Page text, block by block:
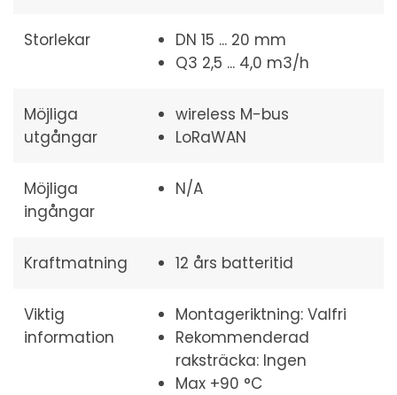
Storlekar
DN 15 ... 20 mm
Q3 2,5 ... 4,0 m3/h
Möjliga
utgångar
wireless M-bus
LoRaWAN
Möjliga
ingångar
N/A
Kraftmatning 12 års batteritid
Viktig
information
Montageriktning: Valfri
Rekommenderad
raksträcka: Ingen
Max +90 °C